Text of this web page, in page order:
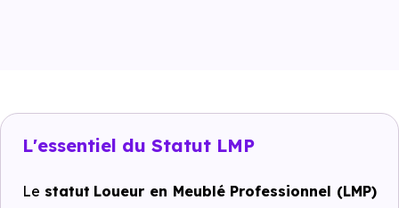
Actualités
Ressources
L'essentiel du Statut LMP
Le statut Loueur en Meublé Professionnel (LMP)